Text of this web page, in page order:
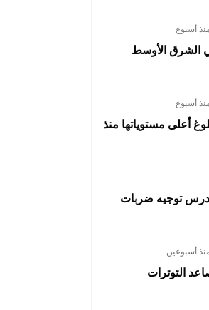
أسبوع
الشرق الأوسط
أسبوع
أعلى مستوياتها منذ
توجيه ضربات
أسبوعين
التوترات